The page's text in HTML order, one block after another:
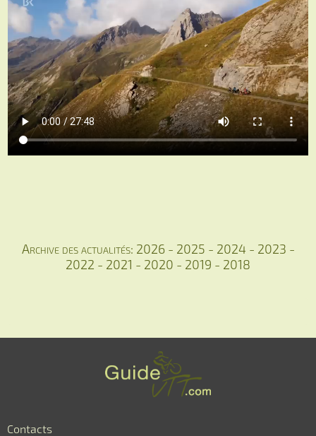
Archive des actualités: 2026- 2025 - 2024 - 2023 -
2022 - 2021 - 2020 - 2019 - 2018
Contacts